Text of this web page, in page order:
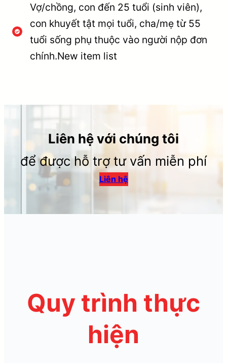
Vợ/chồng, con đến 25 tuổi (sinh viên),
con khuyết tật mọi tuổi, cha/mẹ từ 55
tuổi sống phụ thuộc vào người nộp đơn
chính.New item list
Liên hệ với chúng tôi
để được hỗ trợ tư vấn miễn phí
Liên hệ
Quy trình thực
hiện